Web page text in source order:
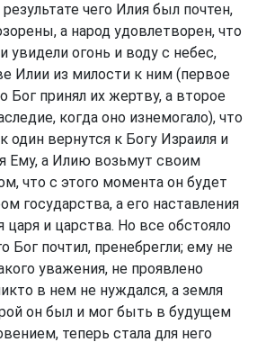
чего Илия был почтен,
а народ удовлетворен, что
увидели огонь и воду с небес,
Илии из милости к ним (первое
Бог принял их жертву, а второе
когда оно изнемогало), что
один вернутся к Богу Израиля и
Ему, а Илию возьмут своим
что с этого момента он будет
государства, а его наставления
царя и царства. Но все обстояло
Бог почтил, пренебрегли; ему не
уважения, не проявлено
в нем не нуждался, а земля
он был и мог быть в будущем
теперь стала для него